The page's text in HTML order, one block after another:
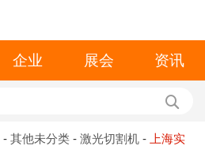
企业 展会 资讯
-其他未分类 -激光切割机 - 上海实